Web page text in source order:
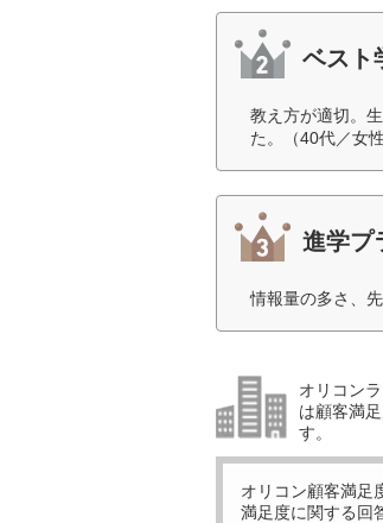
ベスト
教え方が適切。
た。（40代／女性
進学プ
情報量の多さ、
オリコン
は顧客満
す。
オリコン顧客満足
満足度に関する回